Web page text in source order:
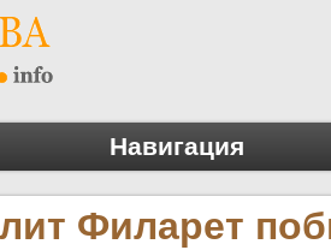
Навигация
Филарет